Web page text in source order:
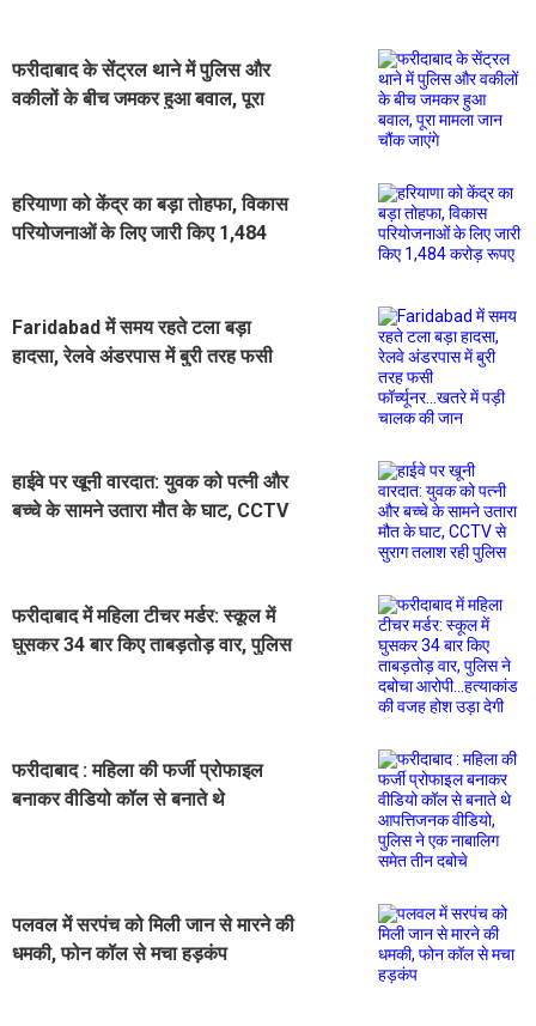
फरीदाबाद के सेंट्रल थाने में पुलिस और
वकीलों के बीच जमकर हुआ बवाल, पूरा
हरियाणा को केंद्र का बड़ा तोहफा, विकास
परियोजनाओं के लिए जारी किए 1,484
Faridabad में समय रहते टला बड़ा
हादसा, रेलवे अंडरपास में बुरी तरह फसी
हाईवे पर खूनी वारदात: युवक को पत्नी और
बच्चे के सामने उतारा मौत के घाट, CCTV
फरीदाबाद में महिला टीचर मर्डर: स्कूल में
घुसकर 34 बार किए ताबड़तोड़ वार, पुलिस
फरीदाबाद : महिला की फर्जी प्रोफाइल
बनाकर वीडियो कॉल से बनाते थे
पलवल में सरपंच को मिली जान से मारने की
धमकी, फोन कॉल से मचा हड़कंप